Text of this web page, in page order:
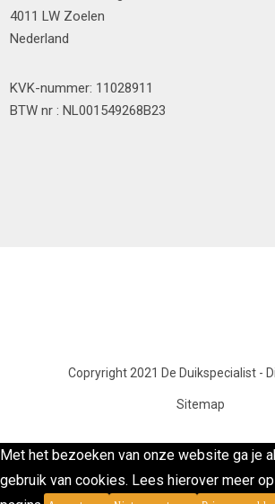
4011 LW Zoelen
Nederland
KVK-nummer: 11028911
BTW nr : NL001549268B23
Copryright 2021 De Duikspecialist -
Sitemap
Met het bezoeken van onze website ga je
gebruik van cookies. Lees hierover meer